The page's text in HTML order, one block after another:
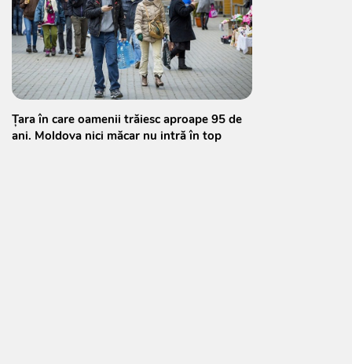
Țara în care oamenii trăiesc aproape 95 de
ani. Moldova nici măcar nu intră în top